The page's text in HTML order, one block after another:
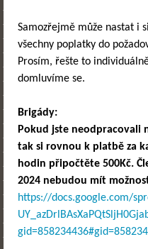
Samozřejmě může nastat i
všechny poplatky do
Prosím, řešte to
domluvíme se.
Brigády:
Pokud jste neodpracovali
tak si rovnou k platbě za
hodin připočtěte 500Kč.
2024 nebudou mít
https://docs.google.com/